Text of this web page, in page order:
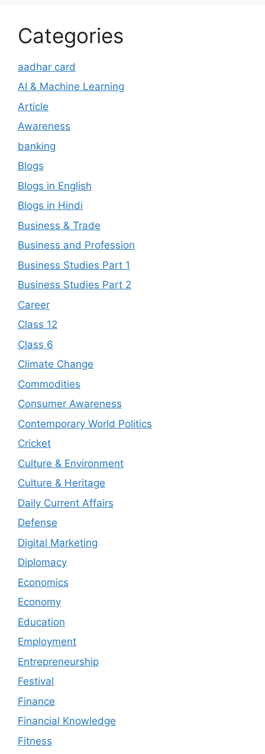
Categories
aadhar card
AI & Machine Learning
Article
Awareness
banking
Blogs
Blogs in English
Blogs in Hindi
Business & Trade
Business and Profession
Business Studies Part 1
Business Studies Part 2
Career
Class 12
Class 6
Climate Change
Commodities
Consumer Awareness
Contemporary World Politics
Cricket
Culture & Environment
Culture & Heritage
Daily Current Affairs
Defense
Digital Marketing
Diplomacy
Economics
Economy
Education
Employment
Entrepreneurship
Festival
Finance
Financial Knowledge
Fitness